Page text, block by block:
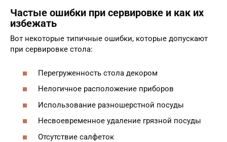
Частые ошибки при сервировке и как их
избежать
Вот некоторые типичные ошибки, которые допускают
при сервировке стола:
Перегруженность стола декором
Нелогичное расположение приборов
Использование разношерстной посуды
Несвоевременное удаление грязной посуды
Отсутствие салфеток